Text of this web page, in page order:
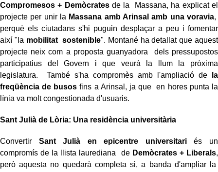
Compromesos + Demòcrates de la Massana, ha explicat el
projecte per unir la Massana amb Arinsal amb una voravia,
perquè els ciutadans s'hi puguin desplaçar a peu i fomentar
així "la mobilitat sostenible". Montané ha detallat que aquest
projecte neix com a proposta guanyadora dels pressupostos
participatius del Govern i que veurà la llum la pròxima
legislatura. També s'ha compromès amb l'ampliació de
la
freqüència de busosfins a Arinsal, ja que en hores punta la
línia va molt congestionada d'usuaris.
Sant Julià de Lòria: Una residència universitària
Convertir Sant Julià en epicentre universitariés un
compromís de la llista laurediana de Demòcrates + Liberals,
però aquesta no quedarà completa si, a banda d'ampliar la